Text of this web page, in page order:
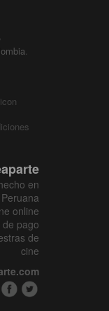
.
en
online
pago
de
cine